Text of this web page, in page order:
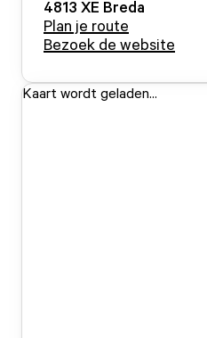
4813 XE Breda
Plan je route
Bezoek de website
Kaart wordt geladen...